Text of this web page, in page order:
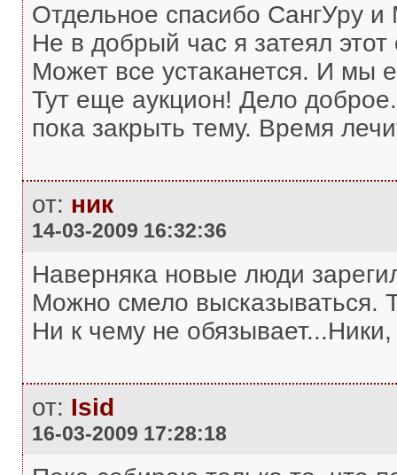
Отдельное спасибо СангУру и
Не в добрый час я затеял
Может все устаканется. И мы
Тут еще аукцион! Дело
пока закрыть тему. Время
от: ник
14-03-2009 16:32:36
Наверняка новые люди
Можно смело высказываться.
Ни к чему не
от: Isid
16-03-2009 17:28:18